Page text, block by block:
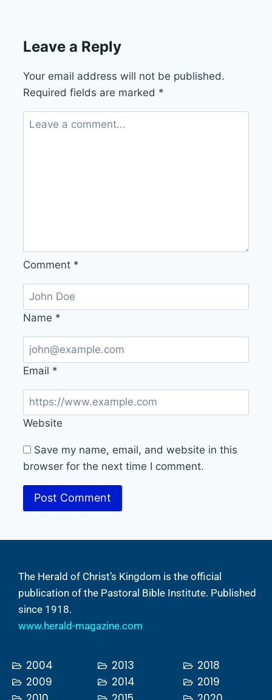
Leave a Reply
Your email address will not be published.
Required fields are marked *
Comment *
Name *
Email *
Website
Save my name, email, and website in this
browser for the next time I comment.
The Herald of Christ’s Kingdom is the official
publication of the Pastoral Bible Institute. Published
since 1918.
www.herald-magazine.com
2004
2009
2013
2014
2018
2019